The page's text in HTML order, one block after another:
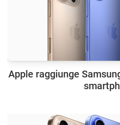
Apple raggiunge